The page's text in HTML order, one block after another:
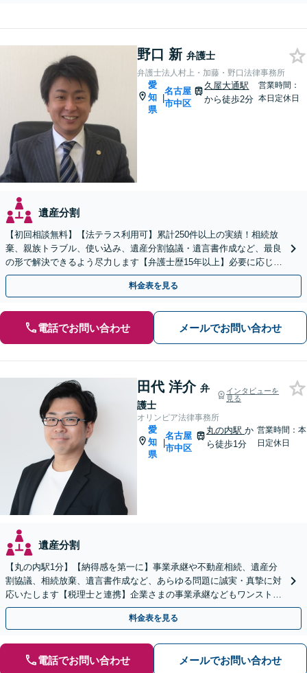
野口 新 弁護士
弁護士法人村上・加藤・野口法律事務所
愛
知
県
|
名古屋
市中区
久屋大通駅
から徒歩2分
営業時間：
本日定休日
遺産分割
【初回相談無料】【法テラス利用可】累計250件以上の実績！相続放
棄、親族トラブル、使い込み、遺産分割協議・遺言書作成など、最良
の形で解決できるよう尽力します【弁護士歴15年以上】必要に応じて
不動産鑑定士・税理士などとも連携【久屋大通駅2分】
料金表を見る
電話でお問い合わせ メールでお問い合わせ
田代 洋介 弁
護士
インタビューを
見る
オリンピア法律事務所
愛
知
県
|
名古屋
市中区
丸の内駅か
ら徒歩1分
営業時間：本
日定休日
遺産分割
【丸の内駅1分】【納得感を第一に】事業承継や不動産相続、遺産分
割協議、相続放棄、遺言書作成など、あらゆる問題に誠実・真摯に対
応いたします【税理士と連携】企業さまの事業承継などもワンストッ
プで解決いたします【夜間・休日対応】
料金表を見る
電話でお問い合わせ メールでお問い合わせ